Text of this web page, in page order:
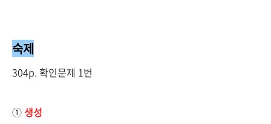
숙제
304p. 확인문제 1번
① 생성